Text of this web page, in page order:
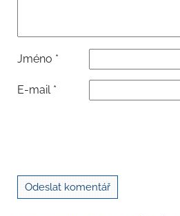
Jméno *
E-mail *